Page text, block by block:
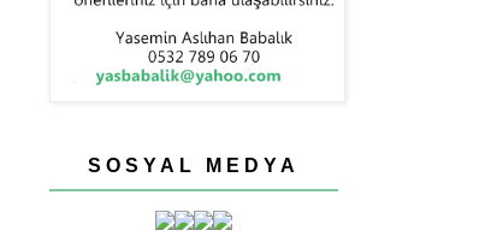
SOSYAL MEDYA